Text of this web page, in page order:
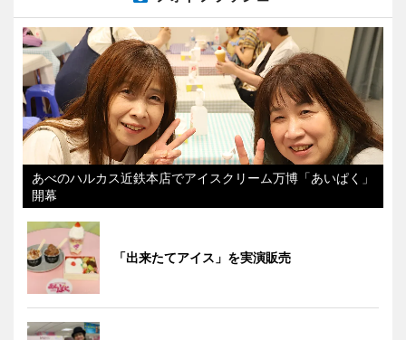
あべのハルカス近鉄本店でアイスクリーム万博「あいぱく」
開幕
「出来たてアイス」を実演販売